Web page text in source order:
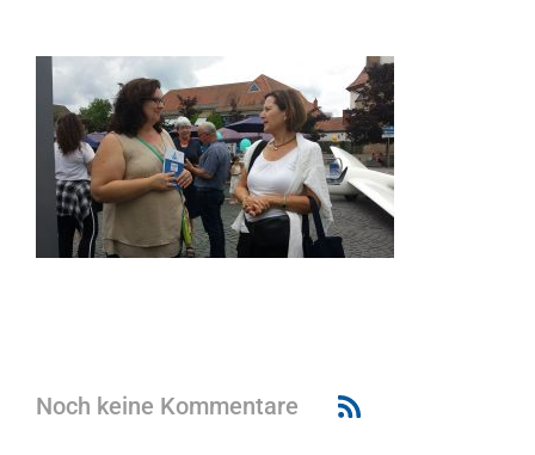
Noch keine Kommentare